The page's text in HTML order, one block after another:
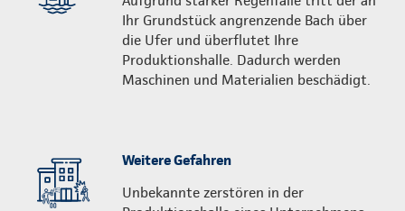
Ihr Grundstück angrenzende Bach über
die Ufer und überflutet Ihre
Produktionshalle. Dadurch werden
Maschinen und Materialien beschädigt.
Weitere Gefahren
Unbekannte zerstören in der